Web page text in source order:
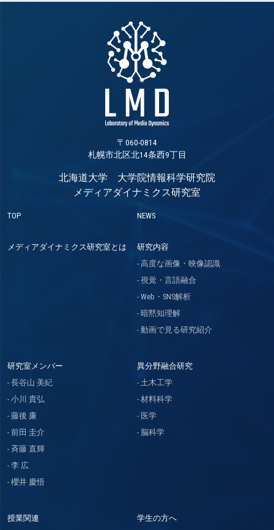
〒060-0814
札幌市北区北14条西9丁目
北海道大学 大学院情報科学研究院
メディアダイナミクス研究室
TOP NEWS
メディアダイナミクス研究室とは
研究内容
高度な画像・映像認識
視覚・言語融合
Web・SNS解析
暗黙知理解
動画で見る研究紹介
研究室メンバー
長谷山 美紀
小川 貴弘
藤後 廉
前田 圭介
斉藤 直輝
李 広
櫻井 慶悟
異分野融合研究
土木工学
材料科学
医学
脳科学
授業関連
学生の方へ